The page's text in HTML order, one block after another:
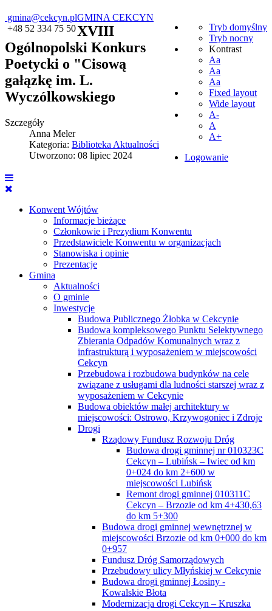
gmina@cekcyn.pl
+48 52 334 75 50
Tryb domyślny
Tryb nocny
Kontrast
Aa
Aa
Aa
Fixed layout
Wide layout
A-
A
A+
Logowanie
GMINA CEKCYN
Konwent Wójtów
Informacje bieżące
Członkowie i Prezydium Konwentu
Przedstawiciele Konwentu w organizacjach
Stanowiska i opinie
Prezentacje
Gmina
Aktualności
O gminie
Inwestycje
Budowa Publicznego Żłobka w Cekcynie
Budowa kompleksowego Punktu Selektywnego
Zbierania Odpadów Komunalnych wraz z
infrastrukturą i wyposażeniem w miejscowości
Cekcyn
Przebudowa i rozbudowa budynków na cele
związane z usługami dla ludności starszej wraz z
wyposażeniem w Cekcynie
Budowa obiektów małej architektury w
miejscowości: Ostrowo, Krzywogoniec i Zdroje
Drogi
Rządowy Fundusz Rozwoju Dróg
Budowa drogi gminnej nr 010323C
Cekcyn – Lubińsk – Iwiec od km
0+024 do km 2+600 w
miejscowości Lubińsk
Remont drogi gminnej 010311C
Cekcyn – Brzozie od km 4+430,63
do km 5+300
Budowa drogi gminnej wewnętrznej w
miejscowości Brzozie od km 0+000 do km
0+957
Fundusz Dróg Samorządowych
Przebudowy ulicy Młyńskiej w Cekcynie
Budowa drogi gminnej Łosiny -
Kowalskie Błota
Modernizacja drogi Cekcyn – Kruszka
XVIII
Ogólnopolski Konkurs
Poetycki o "Cisową
gałązkę im. L.
Wyczólkowskiego
Szczegóły
Anna Meler
Kategoria: Biblioteka Aktualności
Utworzono: 08 lipiec 2024